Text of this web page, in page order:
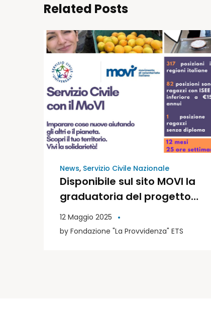
Related Posts
News, Servizio Civile Nazionale
Disponibile sul sito MOVI la
graduatoria del progetto
“Crescere insieme 2024”
12 Maggio 2025
by Fondazione "La Provvidenza" ETS